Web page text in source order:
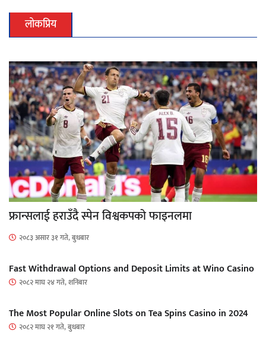
लोकप्रिय
फ्रान्सलाई हराउँदै स्पेन विश्वकपको फाइनलमा
२०८३ असार ३१ गते, बुधबार
Fast Withdrawal Options and Deposit Limits at Wino Casino
२०८२ माघ २४ गते, शनिबार
The Most Popular Online Slots on Tea Spins Casino in 2024
२०८२ माघ २१ गते, बुधबार